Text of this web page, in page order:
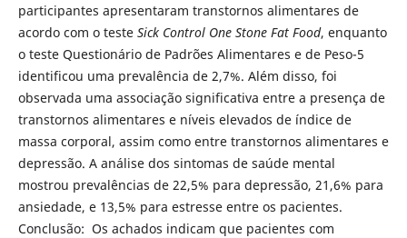
participantes apresentaram transtornos alimentares de
acordo com o teste Sick Control One Stone Fat Food, enquanto
o teste Questionário de Padrões Alimentares e de Peso-5
identificou uma prevalência de 2,7%. Além disso, foi
observada uma associação significativa entre a presença de
transtornos alimentares e níveis elevados de índice de
massa corporal, assim como entre transtornos alimentares e
depressão. A análise dos sintomas de saúde mental
mostrou prevalências de 22,5% para depressão, 21,6% para
ansiedade, e 13,5% para estresse entre os pacientes.
Conclusão: Os achados indicam que pacientes com